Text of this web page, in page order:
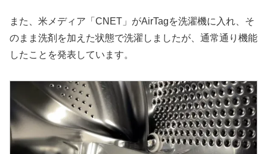
また、米メディア「CNET」がAirTagを洗濯機に入れ、そ
のまま洗剤を加えた状態で洗濯しましたが、通常通り機能
したことを発表しています。